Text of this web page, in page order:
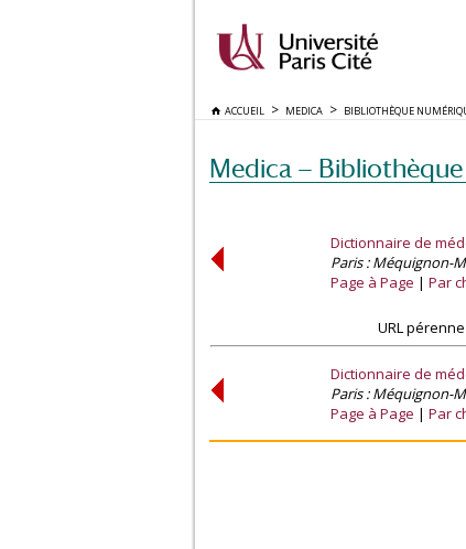
ACCUEIL MEDICA BIBLIOTHÈQUE
Medica —
Dictionnaire de
Paris : Méquignon-
Page à Page
Par
URL
Dictionnaire de
Paris : Méquignon-
Page à Page
Par